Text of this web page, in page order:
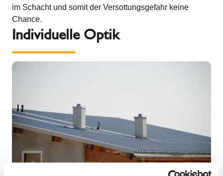
im Schacht und somit der Versottungsgefahr keine
Chance.
Individuelle Optik